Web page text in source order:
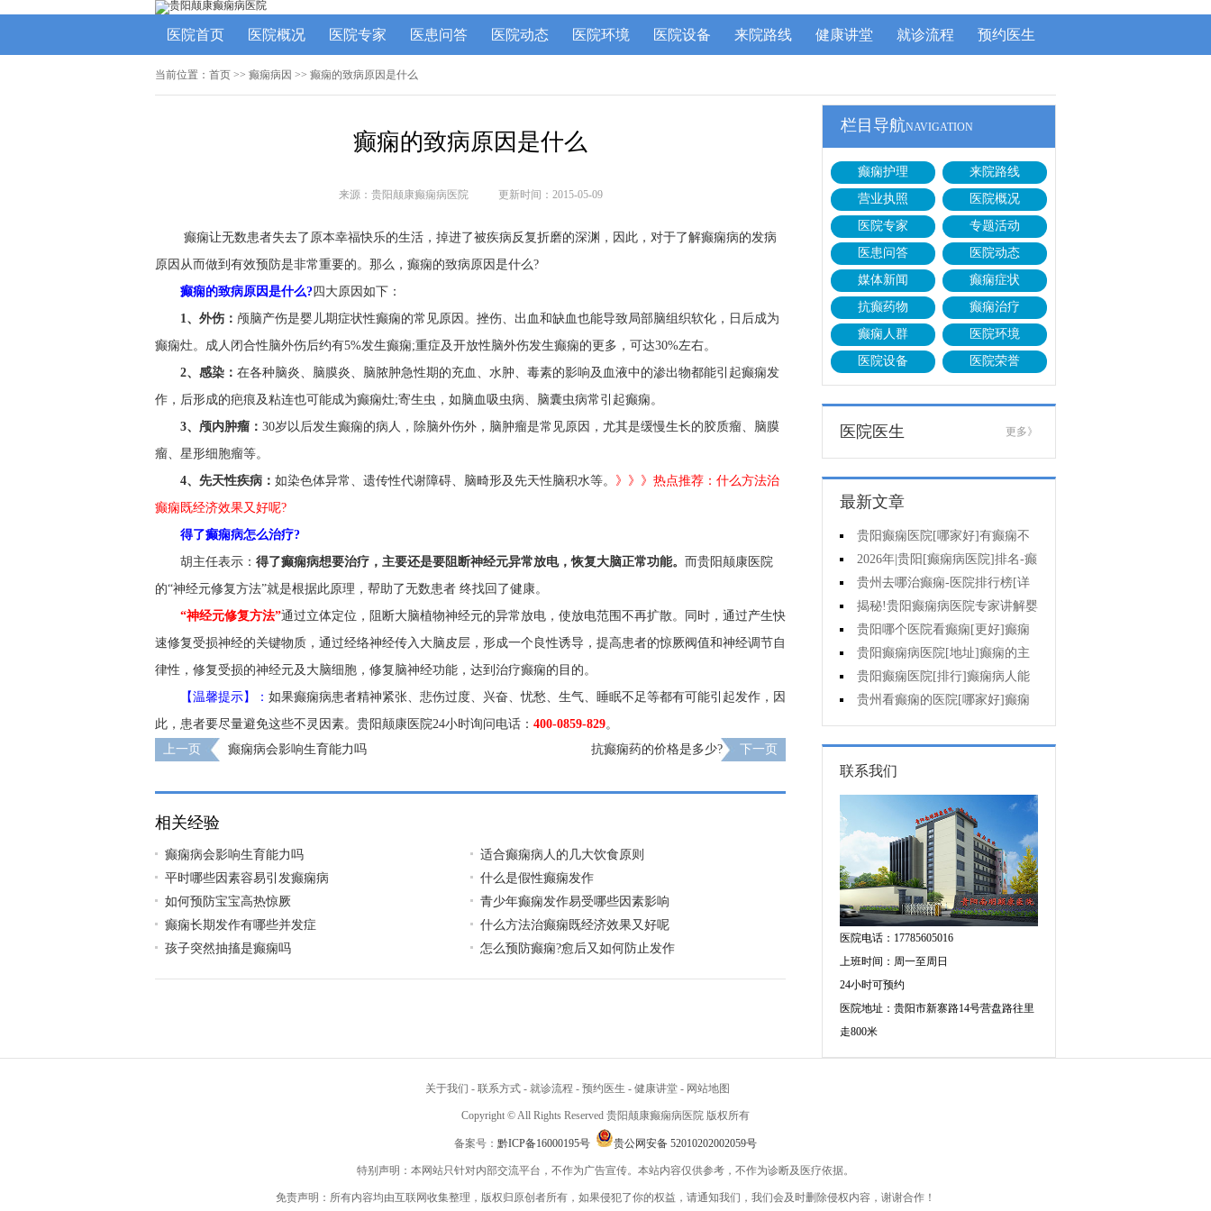
医院首页 医院概况 医院专家 医患问答 医院动态 医院环境 医院设备 来院路线 健康讲堂 就诊流程 预约医生
当前位置： 首页 >> 癫痫病因 >> 癫痫的致病原因是什么
癫痫的致病原因是什么
来源：贵阳颠康癫痫病医院 更新时间：2015-05-09
癫痫让无数患者失去了原本幸福快乐的生活，掉进了被疾病反复折磨的深渊，因此，对于了解癫痫病的发病
原因从而做到有效预防是非常重要的。那么，癫痫的致病原因是什么?
癫痫的致病原因是什么?四大原因如下：
1、外伤： 颅脑产伤是婴儿期症状性癫痫的常见原因。挫伤、出血和缺血也能导致局部脑组织软化，日后成为
癫痫灶。成人闭合性脑外伤后约有5%发生癫痫;重症及开放性脑外伤发生癫痫的更多，可达30%左右。
2、感染： 在各种脑炎、脑膜炎、脑脓肿急性期的充血、水肿、毒素的影响及血液中的渗出物都能引起癫痫发
作，后形成的疤痕及粘连也可能成为癫痫灶;寄生虫，如脑血吸虫病、脑囊虫病常引起癫痫。
3、颅内肿瘤： 30岁以后发生癫痫的病人，除脑外伤外，脑肿瘤是常见原因，尤其是缓慢生长的胶质瘤、脑膜
瘤、星形细胞瘤等。
4、先天性疾病： 如染色体异常、遗传性代谢障碍、脑畸形及先天性脑积水等。 》》》热点推荐：什么方法治
癫痫既经济效果又好呢?
得了癫痫病怎么治疗?
胡主任表示： 得了癫痫病想要治疗，主要还是要阻断神经元异常放电，恢复大脑正常功能。 而贵阳颠康医院
的“神经元修复方法”就是根据此原理，帮助了无数患者 终找回了健康。
“神经元修复方法”通过立体定位，阻断大脑植物神经元的异常放电，使放电范围不再扩散。同时，通过产生快
速修复受损神经的关键物质，通过经络神经传入大脑皮层，形成一个良性诱导，提高患者的惊厥阀值和神经调节自
律性，修复受损的神经元及大脑细胞，修复脑神经功能，达到治疗癫痫的目的。
【温馨提示】： 如果癫痫病患者精神紧张、悲伤过度、兴奋、忧愁、生气、睡眠不足等都有可能引起发作，因
此，患者要尽量避免这些不灵因素。贵阳颠康医院24小时询问电话： 400-0859-829。
上一页
癫痫病会影响生育能力吗 抗癫痫药的价格是多少? 下一页
相关经验
癫痫病会影响生育能力吗
适合癫痫病人的几大饮食原则
平时哪些因素容易引发癫痫病
什么是假性癫痫发作
如何预防宝宝高热惊厥
青少年癫痫发作易受哪些因素影响
癫痫长期发作有哪些并发症
什么方法治癫痫既经济效果又好呢
孩子突然抽搐是癫痫吗
怎么预防癫痫?愈后又如何防止发作
栏目导航NAVIGATION
癫痫护理
来院路线
营业执照
医院概况
医院专家
专题活动
医患问答
医院动态
媒体新闻
癫痫症状
抗癫药物
癫痫治疗
癫痫人群
医院环境
医院设备
医院荣誉
医院医生 更多》
最新文章
贵阳癫痫医院[哪家好]有癫痫不
能吃什么?
2026年|贵阳[癫痫病医院]排名-癫
痫病人检查对身体有影响吗?
贵州去哪治癫痫-医院排行榜[详
细排名]癫痫会导致病人精神失常
吗?
揭秘!贵阳癫痫病医院专家讲解婴
儿为什么会得癫痫呢
贵阳哪个医院看癫痫[更好]癫痫
发作有什么症状表现?
贵阳癫痫病医院[地址]癫痫的主
要症状是什么?
贵阳癫痫医院[排行]癫痫病人能
熬夜吗?
贵州看癫痫的医院[哪家好]癫痫
的三大类原因?
联系我们
医院电话：17785605016
上班时间：周一至周日
24小时可预约
医院地址：贵阳市新寨路14号营盘路往里
走800米
关于我们 - 联系方式 - 就诊流程 - 预约医生 - 健康讲堂 - 网站地图
Copyright © All Rights Reserved 贵阳颠康癫痫病医院 版权所有
备案号： 黔ICP备16000195号 贵公网安备 52010202002059号
特别声明：本网站只针对内部交流平台，不作为广告宣传。本站内容仅供参考，不作为诊断及医疗依据。
免责声明：所有内容均由互联网收集整理，版权归原创者所有，如果侵犯了你的权益，请通知我们，我们会及时删除侵权内容，谢谢合作！